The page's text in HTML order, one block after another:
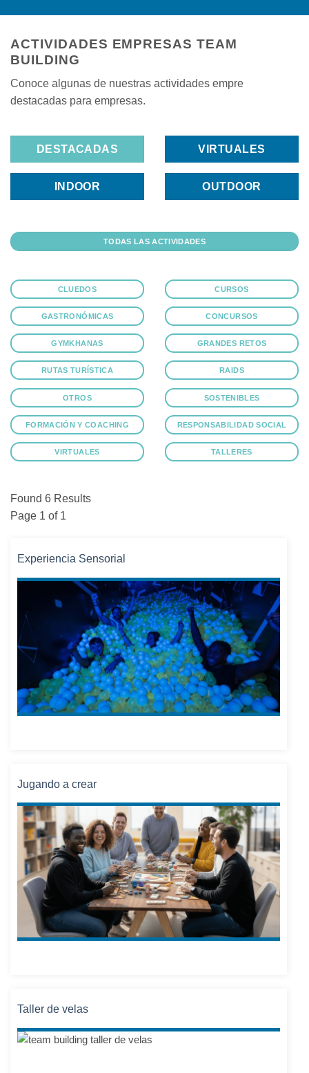
ACTIVIDADES EMPRESAS TEAM
BUILDING
Conoce algunas de nuestras actividades empre
destacadas para empresas.
DESTACADAS
INDOOR
VIRTUALES
OUTDOOR
TODAS LAS ACTIVIDADES
CLUEDOS
GASTRONÓMICAS
GYMKHANAS
RUTAS TURÍSTICA
OTROS
FORMACIÓN Y COACHING
VIRTUALES
CURSOS
CONCURSOS
GRANDES RETOS
RAIDS
SOSTENIBLES
RESPONSABILIDAD SOCIAL
TALLERES
Found 6 Results
Page 1 of 1
Experiencia Sensorial
Jugando a crear
Taller de velas